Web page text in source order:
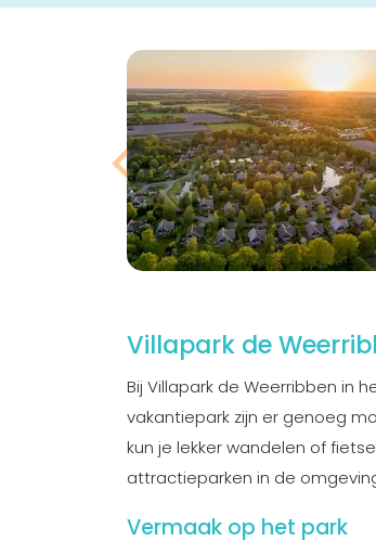
Villapark de
Bij Villapark de Weerribben in
vakantiepark zijn er genoeg
kun je lekker wandelen of
attractieparken in de
Vermaak op het park